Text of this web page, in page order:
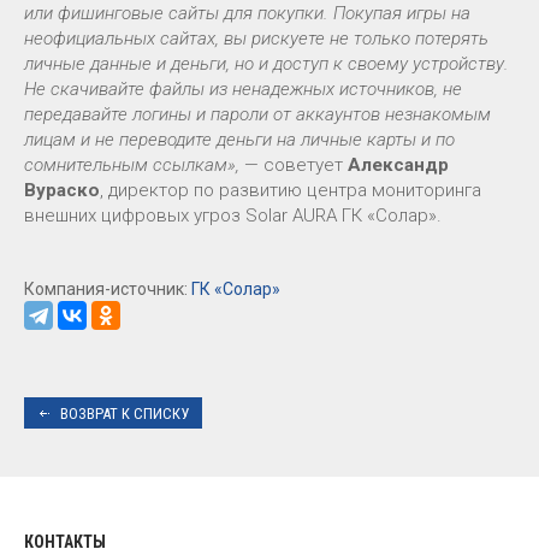
или фишинговые сайты для покупки. Покупая игры на
неофициальных сайтах, вы рискуете не только потерять
личные данные и деньги, но и доступ к своему устройству.
Не скачивайте файлы из ненадежных источников, не
передавайте логины и пароли от аккаунтов незнакомым
лицам и не переводите деньги на личные карты и по
сомнительным ссылкам», — советует Александр
Вураско, директор по развитию центра мониторинга
внешних цифровых угроз Solar AURA ГК «Солар».
Компания-источник: ГК «Солар»
ВОЗВРАТ К СПИСКУ
КОНТАКТЫ